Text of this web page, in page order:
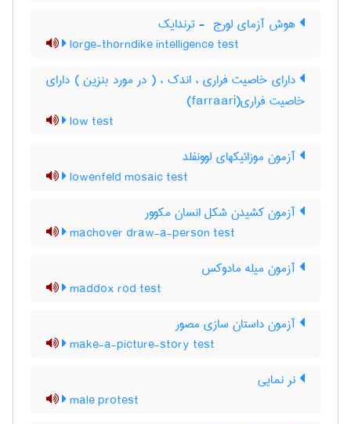
هوش آزمای لورج ‎ - ترندایک
lorge-thorndike intelligence test
دارای خاصیت فراری ، اندک ، ( در مورد بنزین ) دارای
خاصیت فراری(farraari)
low test
آزمون موزائیکهای لوونفلد
lowenfeld mosaic test
آزمون کشیدن شکل انسان مکوور
machover draw-a-person test
آزمون میله مادوکس
maddox rod test
آزمون داستان سازی مصور
make-a-picture-story test
نر نمایی
male protest